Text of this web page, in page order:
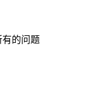
的问题